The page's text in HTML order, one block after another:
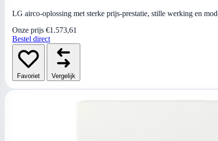
LG airco-oplossing met sterke prijs-prestatie, stille werking en
Onze prijs €1.573,61
Bestel direct
Favoriet Vergelijk